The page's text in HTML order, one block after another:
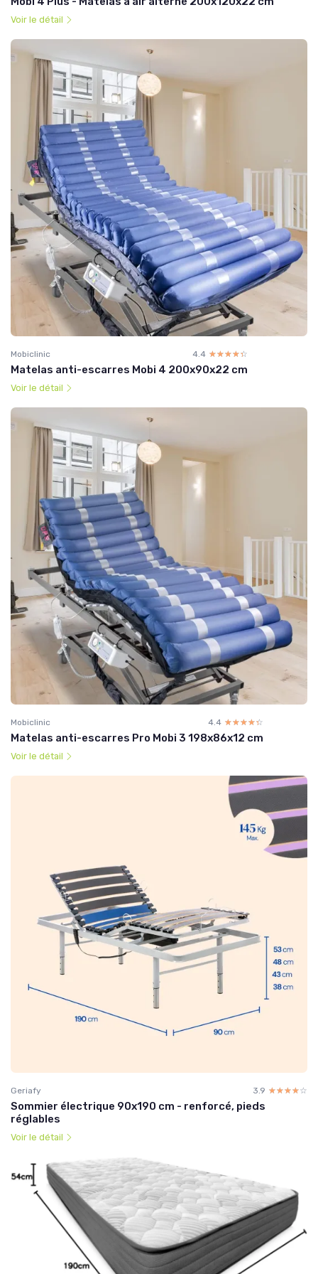
Voir le détail
Mobiclinic 4.4 ☆☆☆☆☆
★★★★★
Matelas anti-escarres Mobi 4 200x90x22 cm
Voir le détail
Mobiclinic 4.4 ☆☆☆☆☆
★★★★★
Matelas anti-escarres Pro Mobi 3 198x86x12 cm
Voir le détail
Geriafy 3.9 ☆☆☆☆☆
★★★★★
Sommier électrique 90x190 cm - renforcé, pieds
réglables
Voir le détail